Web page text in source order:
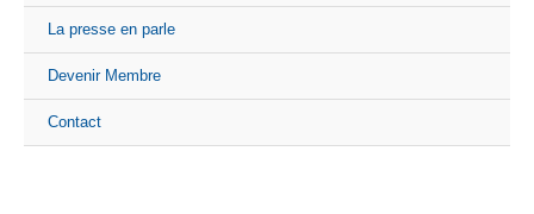
La presse en parle
Devenir Membre
Contact